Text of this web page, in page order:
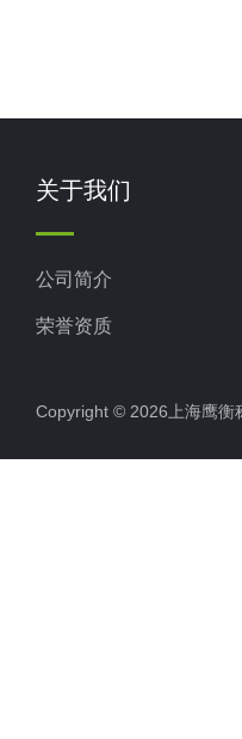
关于我们
公司简介
荣誉资质
Copyright © 2026上海鹰